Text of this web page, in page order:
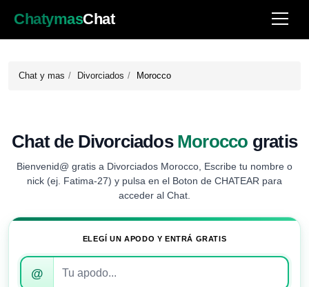
ChatymasChat
Chat y mas Divorciados Morocco
Chat de Divorciados Morocco gratis
Bienvenid@ gratis a Divorciados Morocco, Escribe tu nombre o
nick (ej. Fatima-27) y pulsa en el Boton de CHATEAR para
acceder al Chat.
ELEGÍ UN APODO Y ENTRÁ GRATIS
Introduce
@